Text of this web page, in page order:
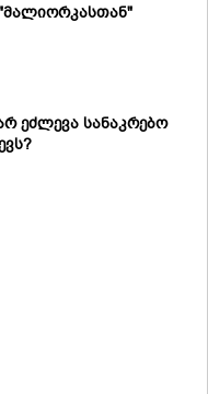
"მალიორკასთან"
ეძლევა სანაკრებო